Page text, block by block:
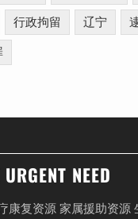
行政拘留 辽宁
NEED
康复资源 家属援助资源